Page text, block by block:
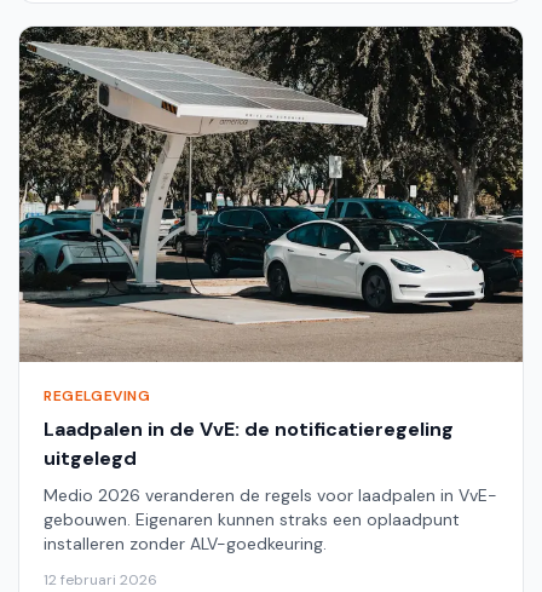
REGELGEVING
Laadpalen in de VvE: de notificatieregeling
uitgelegd
Medio 2026 veranderen de regels voor laadpalen in VvE-
gebouwen. Eigenaren kunnen straks een oplaadpunt
installeren zonder ALV-goedkeuring.
12 februari 2026